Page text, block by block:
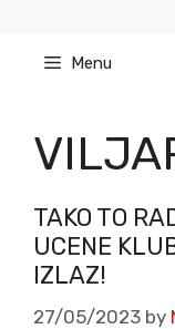
content Menu
TAKO TO
UCENE
IZLAZ!
27/05/2023 by